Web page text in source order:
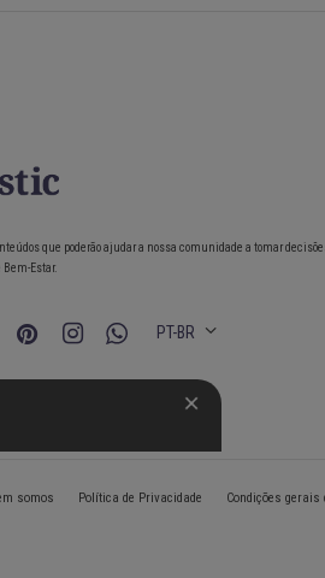
que poderão ajudar a nossa comunidade a tomar
Estar.
PT-BR
somos Política de Privacidade Condições